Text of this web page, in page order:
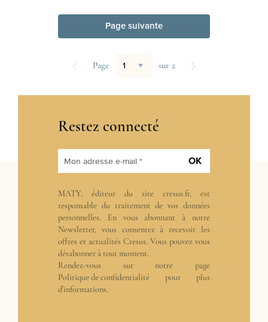
Page suivante
Page sur 2
Restez connecté
Mon adresse e-mail * OK
MATY, éditeur du site cresus.fr, est
responsable du traitement de vos données
personnelles. En vous abonnant à notre
Newsletter, vous consentez à recevoir les
offres et actualités Cresus. Vous pouvez vous
désabonner à tout moment.
Rendez-vous sur notre page
Politique de confidentialité pour plus
d’informations.